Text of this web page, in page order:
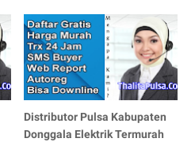
Distributor Pulsa Kabupaten
Donggala Elektrik Termurah